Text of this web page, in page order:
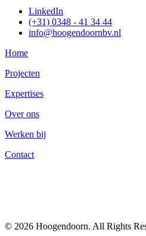
LinkedIn
(+31) 0348 - 41 34 44
info@hoogendoornbv.nl
Home
Projecten
Expertises
Over ons
Werken bij
Contact
© 2026 Hoogendoorn. All Rights